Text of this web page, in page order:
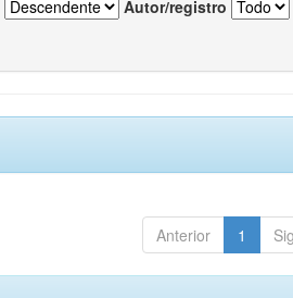
Autor/registro
Anterior 1